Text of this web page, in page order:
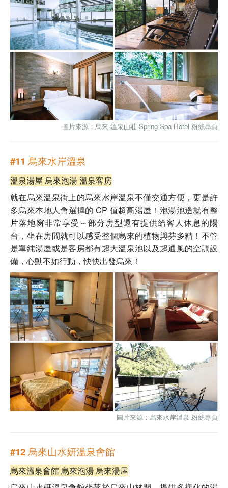
圖片來源：烏來·溫泉山莊 Spring Spa Hotel 粉絲專頁
#11 烏來水岸溫泉
溫泉湯屋 烏來泡湯 溫泉客房
就在烏來溫泉街上的烏來水岸溫泉不僅交通方便，更是許
多烏來本地人會選擇的 CP 值超高湯屋！泡湯池邊就有整
片落地窗非常享受～部分房型還有提供給客人休息的陽
台，坐在房間就可以感受整個烏來的植物與芬多精！不管
是單純湯屋或是客房都有超大溫泉池以及超通風的空調設
備，心動不如行動，快快出發烏來！
圖片來源：烏來水岸溫泉 粉絲專頁
#12 烏來山水妍溫泉會館
烏來溫泉會館 烏來泡湯 烏來湯屋